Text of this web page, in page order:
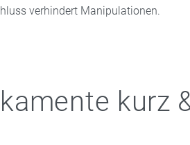
verhindert Manipulationen.
kurz